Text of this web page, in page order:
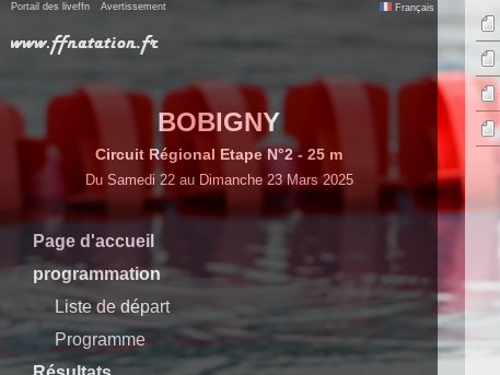
Portail des liveffn Avertissement Français
BOBIGNY
Circuit Régional Etape N°2 - 25 m
Du Samedi 22 au Dimanche 23 Mars 2025
Page d'accueil
programmation
Liste de départ
Programme